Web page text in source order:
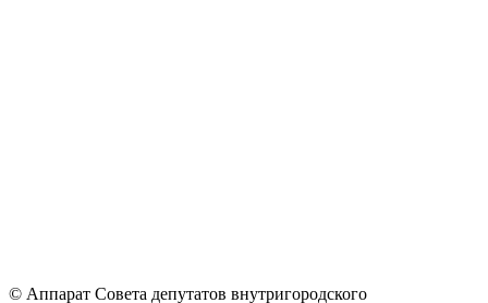
© Аппарат Совета депутатов внутригородского